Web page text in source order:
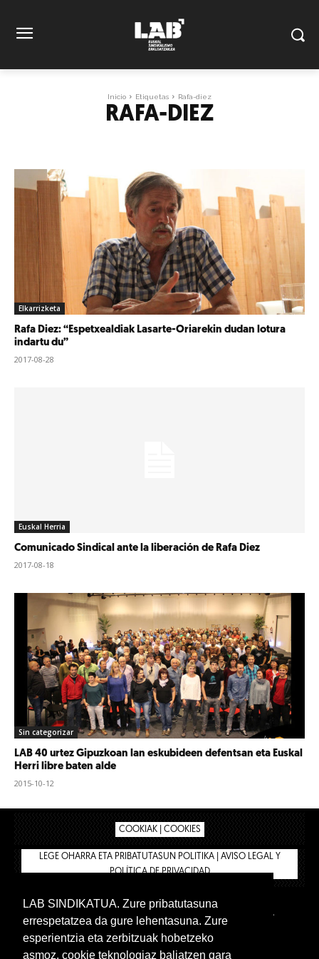
Inicio Etiquetas Rafa-diez
RAFA-DIEZ
Elkarrizketa
Rafa Diez: “Espetxealdiak Lasarte-Oriarekin dudan lotura
indartu du”
2017-08-28
Euskal Herria
Comunicado Sindical ante la liberación de Rafa Diez
2017-08-18
Sin categorizar
LAB 40 urtez Gipuzkoan lan eskubideen defentsan eta Euskal
Herri libre baten alde
2015-10-12
COOKIAK | COOKIES
LEGE OHARRA ETA PRIBATUTASUN POLITIKA | AVISO LEGAL Y
POLÍTICA DE PRIVACIDAD
BIZILAN.EUS
TIENDA
INTRANET 🔑
Euskera Castellano
LAB SINDIKATUA. Zure pribatutasuna
errespetatzea da gure lehentasuna. Zure
esperientzia eta zerbitzuak hobetzeko
asmoz, cookie teknologiaz baliatzen gara